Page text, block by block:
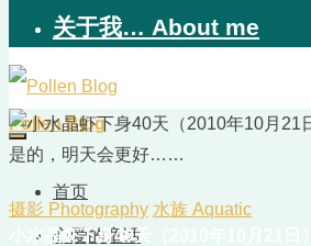
关于我… About me
Pollen Blog
是的，明天会更好……
首页
心爱的童话
摄影 Photography 水族 Aquatic
小水晶虾下身40天（2010年10月21日）